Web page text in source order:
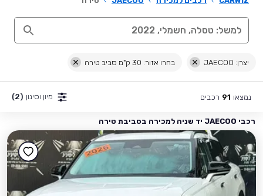
יצרן: JAECOO בחרו אזור: 30 ק"מ סביב טירה
נמצאו 91 רכבים מיון וסינון (2)
רכבי JAECOO יד שניה למכירה בסביבת טירה